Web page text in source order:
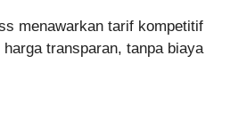
menawarkan tarif kompetitif
transparan, tanpa biaya